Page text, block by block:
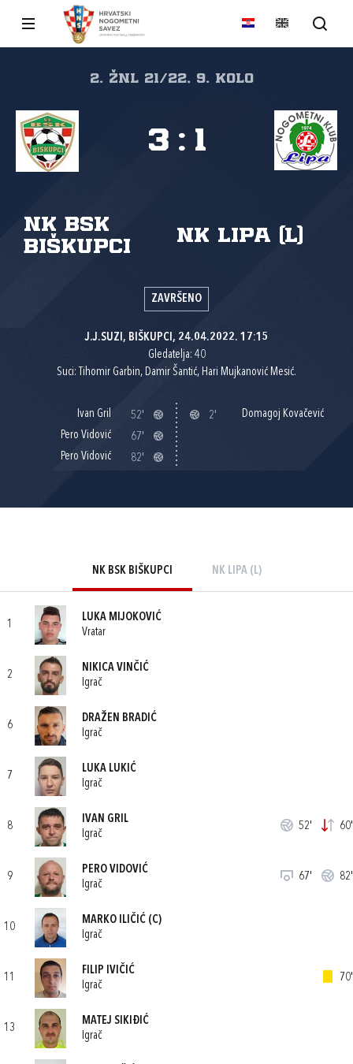
2. ŽNL 21/22, 9. kolo
NK BSK
Biškupci
NK Lipa (L)
3 : 1
ZAVRŠENO
J.J.SUZI, BIŠKUPCI, 24.04.2022. 17:15
Gledatelja: 40
Suci: Tihomir Garbin, Damir Šantić, Hari Mujkanović Mesić.
Ivan Gril
52'
Pero Vidović
67'
Pero Vidović
82'
2' Domagoj Kovačević
NK BSK BIŠKUPCI NK LIPA (L)
1
LUKA MIJOKOVIĆ
Vratar
2
NIKICA VINČIĆ
Igrač
6
DRAŽEN BRADIĆ
Igrač
7
LUKA LUKIĆ
Igrač
8
IVAN GRIL
Igrač
52' 60'
9
PERO VIDOVIĆ
Igrač
67' 82'
10
MARKO ILIČIĆ (C)
Igrač
11
FILIP IVIČIĆ
Igrač
70'
13
MATEJ SIKIĐIĆ
Igrač